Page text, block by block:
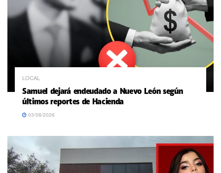
LOCAL
Samuel dejará endeudado a Nuevo León según
últimos reportes de Hacienda
03/08/2026